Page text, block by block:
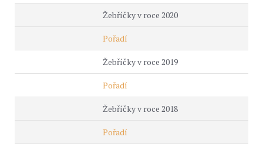
Žebříčky v roce 2020
Pořadí
Žebříčky v roce 2019
Pořadí
Žebříčky v roce 2018
Pořadí